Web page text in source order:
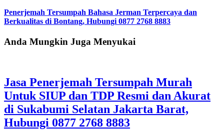
Penerjemah Tersumpah Bahasa Jerman Terpercaya dan
Berkualitas di Bontang, Hubungi 0877 2768 8883
Anda Mungkin Juga Menyukai
Jasa Penerjemah Tersumpah Murah
Untuk SIUP dan TDP Resmi dan Akurat
di Sukabumi Selatan Jakarta Barat,
Hubungi 0877 2768 8883